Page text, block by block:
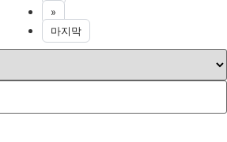
»
마지막